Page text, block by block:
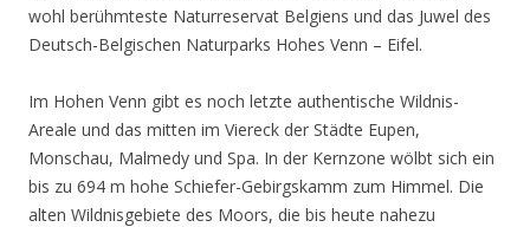
wohl berühmteste Naturreservat Belgiens und das Juwel des
Deutsch-Belgischen Naturparks Hohes Venn – Eifel.
Im Hohen Venn gibt es noch letzte authentische Wildnis-
Areale und das mitten im Viereck der Städte Eupen,
Monschau, Malmedy und Spa. In der Kernzone wölbt sich ein
bis zu 694 m hohe Schiefer-Gebirgskamm zum Himmel. Die
alten Wildnisgebiete des Moors, die bis heute nahezu